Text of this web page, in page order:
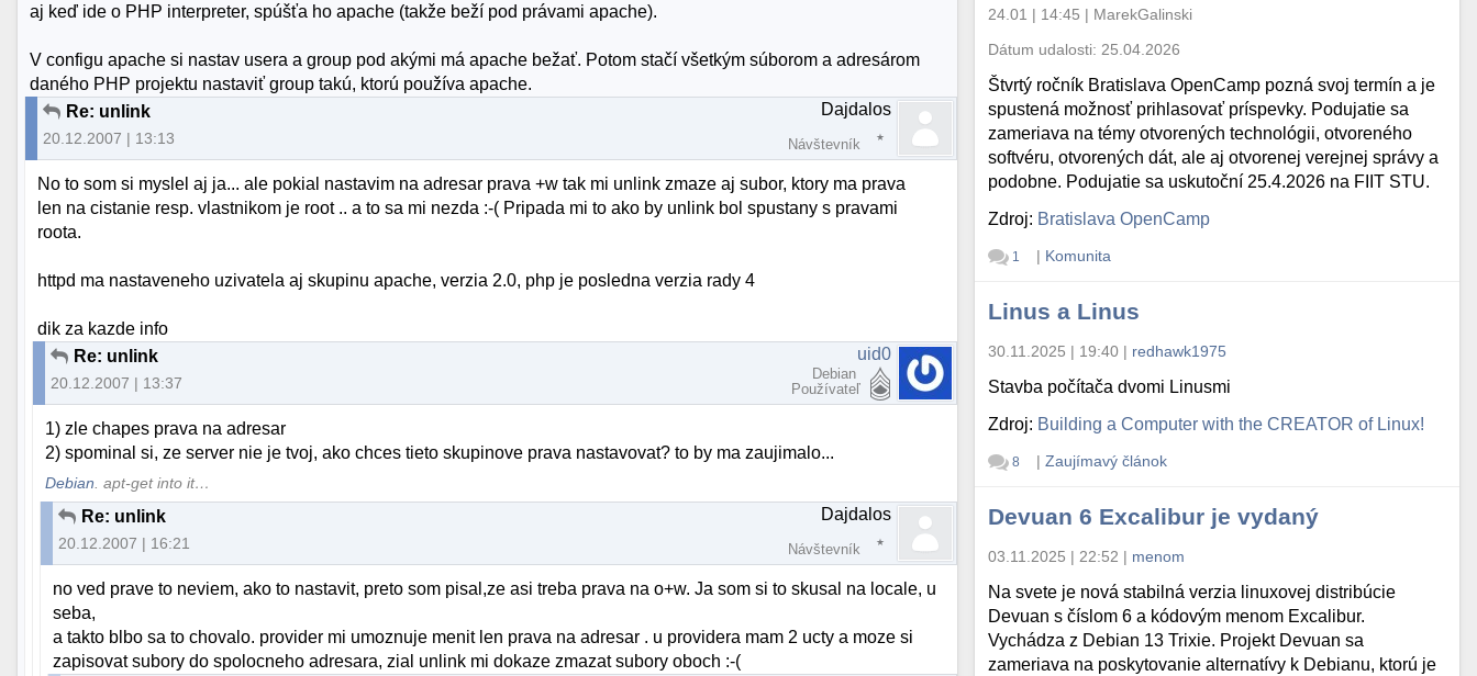
aj keď ide o PHP interpreter, spúšťa ho apache (takže beží pod právami apache).
V configu apache si nastav usera a group pod akými má apache bežať. Potom stačí všetkým súborom a adresárom
daného PHP projektu nastaviť group takú, ktorú používa apache.
Re: unlink
20.12.2007 | 13:13
Dajdalos
Návštevník
No to som si myslel aj ja... ale pokial nastavim na adresar prava +w tak mi unlink zmaze aj subor, ktory ma prava
len na cistanie resp. vlastnikom je root .. a to sa mi nezda :-( Pripada mi to ako by unlink bol spustany s pravami
roota.
httpd ma nastaveneho uzivatela aj skupinu apache, verzia 2.0, php je posledna verzia rady 4
dik za kazde info
Re: unlink
20.12.2007 | 13:37
uid0
Debian
Používateľ
1) zle chapes prava na adresar
2) spominal si, ze server nie je tvoj, ako chces tieto skupinove prava nastavovat? to by ma zaujimalo...
Debian. apt-get into it…
Re: unlink
20.12.2007 | 16:21
Dajdalos
Návštevník
no ved prave to neviem, ako to nastavit, preto som pisal,ze asi treba prava na o+w. Ja som si to skusal na locale, u
seba,
a takto blbo sa to chovalo. provider mi umoznuje menit len prava na adresar . u providera mam 2 ucty a moze si
zapisovat subory do spolocneho adresara, zial unlink mi dokaze zmazat subory oboch :-(
24.01 | 14:45 | MarekGalinski
Dátum udalosti: 25.04.2026
Štvrtý ročník Bratislava OpenCamp pozná svoj termín a je
spustená možnosť prihlasovať príspevky. Podujatie sa
zameriava na témy otvorených technológii, otvoreného
softvéru, otvorených dát, ale aj otvorenej verejnej správy a
podobne. Podujatie sa uskutoční 25.4.2026 na FIIT STU.
Zdroj: Bratislava OpenCamp
1 | Komunita
Linus a Linus
30.11.2025 | 19:40 | redhawk1975
Stavba počítača dvomi Linusmi
Zdroj: Building a Computer with the CREATOR of Linux!
8 | Zaujímavý článok
Devuan 6 Excalibur je vydaný
03.11.2025 | 22:52 | menom
Na svete je nová stabilná verzia linuxovej distribúcie
Devuan s číslom 6 a kódovým menom Excalibur.
Vychádza z Debian 13 Trixie. Projekt Devuan sa
zameriava na poskytovanie alternatívy k Debianu, ktorú je